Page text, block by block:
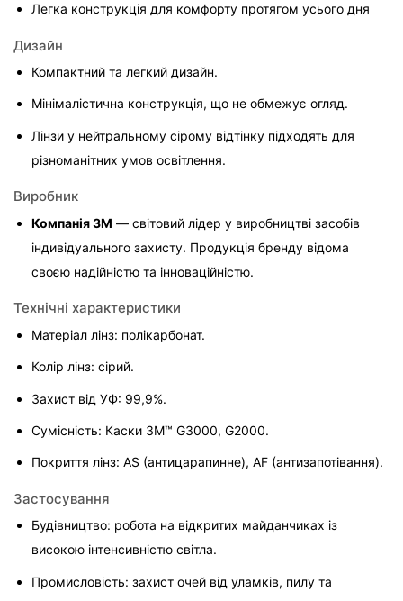
Легка конструкція для комфорту протягом усього дня
Дизайн
Компактний та легкий дизайн.
Мінімалістична конструкція, що не обмежує огляд.
Лінзи у нейтральному сірому відтінку підходять для
різноманітних умов освітлення.
Виробник
Компанія 3M — світовий лідер у виробництві засобів
індивідуального захисту. Продукція бренду відома
своєю надійністю та інноваційністю.
Технічні характеристики
Матеріал лінз: полікарбонат.
Колір лінз: сірий.
Захист від УФ: 99,9%.
Сумісність: Каски 3M™ G3000, G2000.
Покриття лінз: AS (антицарапинне), AF (антизапотівання).
Застосування
Будівництво: робота на відкритих майданчиках із
високою інтенсивністю світла.
Промисловість: захист очей від уламків, пилу та